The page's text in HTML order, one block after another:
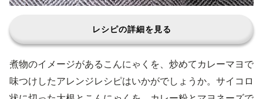
レシピの詳細を見る
煮物のイメージがあるこんにゃくを、炒めてカレーマヨで
味つけしたアレンジレシピはいかがでしょうか。サイコロ